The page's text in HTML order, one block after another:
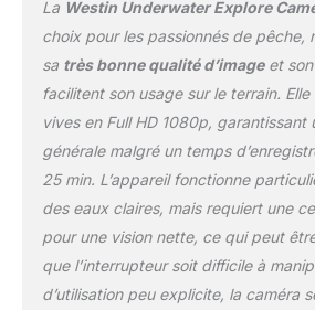
caméra
est
installation
pêche à la
de caméra
marine
l'excitation
définition :
scènes
vibrantes
La Westin Underwater Explore
choix pour les passionnés de pêche,
sa très bonne qualité d’imageet son
facilitent son usage sur le terrain.
vives en Full HD 1080p, garantissant
générale malgré un temps
25 min. L’appareil fonctionne
des eaux claires, mais requiert une
pour une vision nette, ce qui peut
que l’interrupteur soit difficile à
d’utilisation peu explicite, la caméra